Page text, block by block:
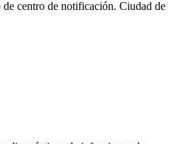
centro de notificación. Ciudad de